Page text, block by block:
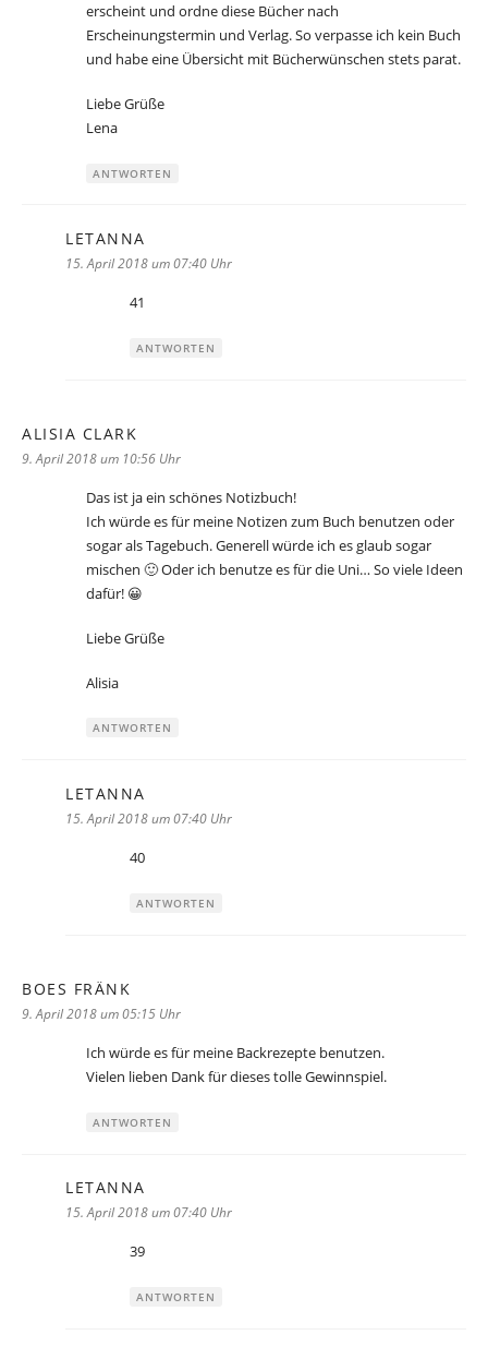
erscheint und ordne diese Bücher nach
Erscheinungstermin und Verlag. So verpasse ich kein Buch
und habe eine Übersicht mit Bücherwünschen stets parat.
Liebe Grüße
Lena
ANTWORTEN
LETANNA
15. April 2018 um 07:40 Uhr
41
ANTWORTEN
ALISIA CLARK
9. April 2018 um 10:56 Uhr
Das ist ja ein schönes Notizbuch!
Ich würde es für meine Notizen zum Buch benutzen oder
sogar als Tagebuch. Generell würde ich es glaub sogar
mischen 🙂 Oder ich benutze es für die Uni… So viele Ideen
dafür! 😀
Liebe Grüße
Alisia
ANTWORTEN
LETANNA
15. April 2018 um 07:40 Uhr
40
ANTWORTEN
BOES FRÄNK
9. April 2018 um 05:15 Uhr
Ich würde es für meine Backrezepte benutzen.
Vielen lieben Dank für dieses tolle Gewinnspiel.
ANTWORTEN
LETANNA
15. April 2018 um 07:40 Uhr
39
ANTWORTEN